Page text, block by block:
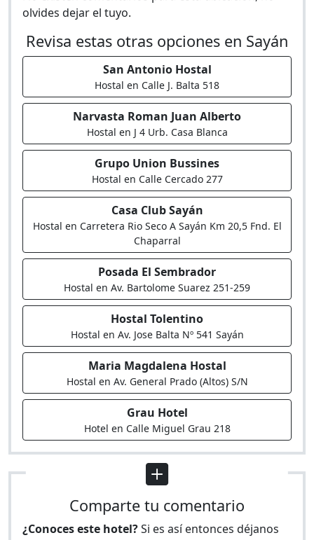
olvides dejar el tuyo.
Revisa estas otras opciones en Sayán
San Antonio Hostal
Hostal en Calle J. Balta 518
Narvasta Roman Juan Alberto
Hostal en J 4 Urb. Casa Blanca
Grupo Union Bussines
Hostal en Calle Cercado 277
Casa Club Sayán
Hostal en Carretera Rio Seco A Sayán Km 20,5 Fnd. El
Chaparral
Posada El Sembrador
Hostal en Av. Bartolome Suarez 251-259
Hostal Tolentino
Hostal en Av. Jose Balta Nº 541 Sayán
Maria Magdalena Hostal
Hostal en Av. General Prado (Altos) S/N
Grau Hotel
Hotel en Calle Miguel Grau 218
Comparte tu comentario
¿Conoces este hotel?Si es así entonces déjanos